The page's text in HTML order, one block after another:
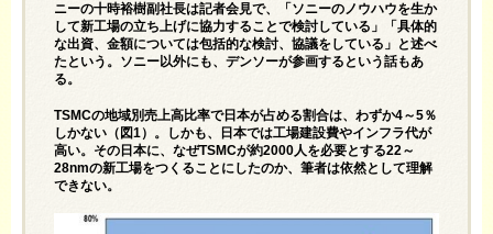
ニーの十時裕樹副社長は記者会見で、「ソニーのノウハウを生か
して新工場の立ち上げに協力することで検討している」「具体的
な出資、金額については包括的な検討、協議をしている」と述べ
たという。ソニー以外にも、デンソーが参画するという話もあ
る。
TSMCの地域別売上高比率で日本が占める割合は、わずか4～5％
しかない（図1）。しかも、日本では工場建設費やインフラ代が
高い。その日本に、なぜTSMCが約2000人を必要とする22～
28nmの新工場をつくることにしたのか、筆者は依然として理解
できない。